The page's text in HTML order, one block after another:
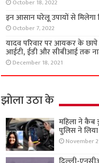
October 18, 2022
इन आसान घरेलू उपायों से मिलेगा
October 7, 2022
यादव परिवार पर आयकर के
आईटी, ईडी और सीबीआई तक
December 18, 2021
झोला उठा के
महिला ने कैब
पुलिस ने लिया
November